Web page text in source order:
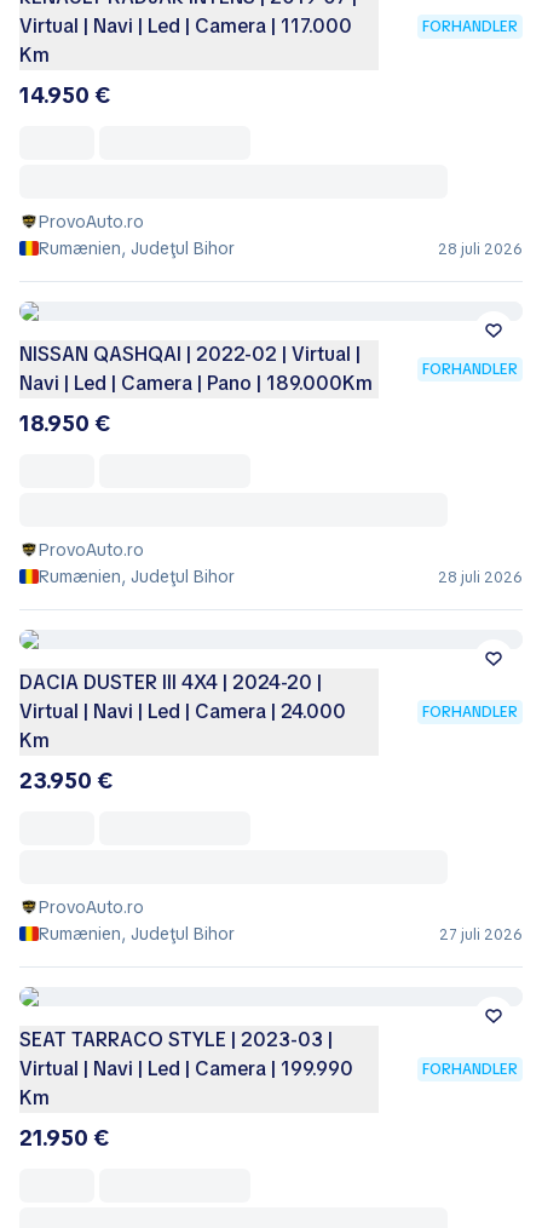
Virtual | Navi | Led | Camera | 117.000
Km
FORHANDLER
14.950 €
ProvoAuto.ro
Rumænien, Judeţul Bihor
28 juli 2026
NISSAN QASHQAI | 2022-02 | Virtual |
Navi | Led | Camera | Pano | 189.000Km
FORHANDLER
18.950 €
ProvoAuto.ro
Rumænien, Judeţul Bihor
28 juli 2026
DACIA DUSTER III 4X4 | 2024-20 |
Virtual | Navi | Led | Camera | 24.000
Km
FORHANDLER
23.950 €
ProvoAuto.ro
Rumænien, Judeţul Bihor
27 juli 2026
SEAT TARRACO STYLE | 2023-03 |
Virtual | Navi | Led | Camera | 199.990
Km
FORHANDLER
21.950 €